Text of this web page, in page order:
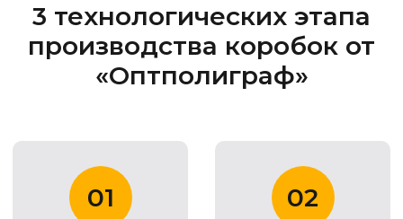
3 технологических этапа
производства коробок от
«Оптполиграф»
01 02